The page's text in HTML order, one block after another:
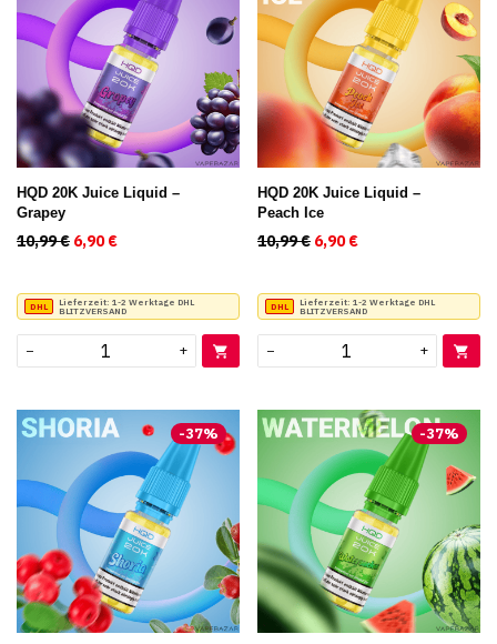
HQD 20K Juice Liquid –
Grapey
10,99€ Ursprünglicher Preis war: 10,99 €
6,90€ Aktueller Preis ist: 6,90 €.
Lieferzeit: 1-2 Werktage DHL
BLITZVERSAND
− +
HQD 20K Juice Liquid –
Peach Ice
10,99€ Ursprünglicher Preis
6,90€
Lieferzeit: 1-2 Werktage DHL
BLITZVERSAND
− +
-37% -37%